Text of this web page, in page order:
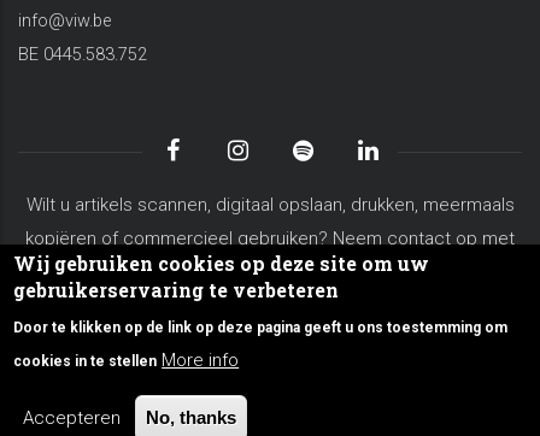
info@viw.be
BE 0445.583.752
Wilt u artikels scannen, digitaal opslaan, drukken, meermaals
kopiëren of commercieel gebruiken? Neem contact op met
koen.vanderschaeghe@viw.be
Algemene voorwaarden Privacy Policy
Site Map
Over VIW
© Copyright viw.be 2026. All Rights Reserved.
Wij gebruiken cookies op deze site om uw
gebruikerservaring te verbeteren
Door te klikken op de link op deze pagina geeft u ons toestemming om
cookies in te stellen More info
Accepteren No, thanks